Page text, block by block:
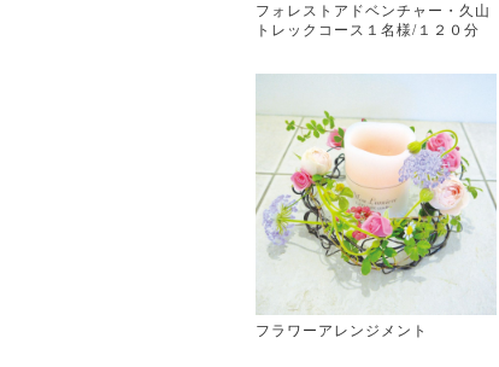
フォレストアドベンチャー・久山
トレックコース１名様/１２０分
フラワーアレンジメント